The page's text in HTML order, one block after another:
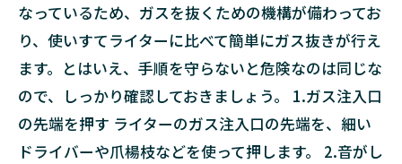
なっているため、ガスを抜くための機構が備わってお
り、使いすてライターに比べて簡単にガス抜きが行え
ます。とはいえ、手順を守らないと危険なのは同じな
ので、しっかり確認しておきましょう。 1.ガス注入口
の先端を押す ライターのガス注入口の先端を、細い
ドライバーや爪楊枝などを使って押します。 2.音がし